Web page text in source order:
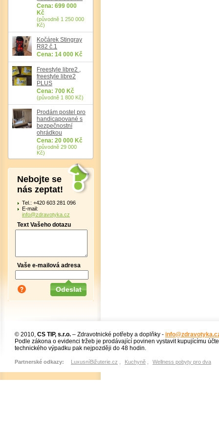
Cena: 699 000
Kč
(původně 1 250 000
Kč)
Kočárek Stingray
R82 č.1
Cena: 14 000 Kč
Freestyle libre2 ,
freestyle libre2
PLUS
Cena: 700 Kč
(původně 1 800 Kč)
Prodám postel pro
handicapované s
bezpečnostní
ohrádkou
Cena: 20 000 Kč
(původně 29 000
Kč)
Nebojte se
nás zeptat!
Tel.: +420 603 281 096
E-mail:
info@zdravotyka.cz
Text Vašeho dotazu
Vaše e-mailová adresa
© 2010, CS TIP, s.r.o. – Zdravotnické potřeby a doplňky -
Podle zákona o evidenci tržeb je prodávající povinen vystavit kupujícímu
technického výpadku pak nejpozději do 48 hodin.
Partnerské odkazy: LuxusníBižuterie.cz Kuchyně Wellness pobyty pro dva